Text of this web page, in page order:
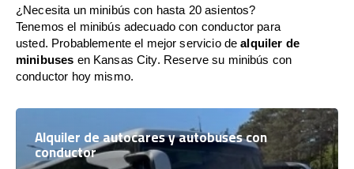
¿Necesita un minibús con hasta 20 asientos?
Tenemos el minibús adecuado con conductor para
usted. Probablemente el mejor servicio dealquiler de
minibuses en Kansas City. Reserve su minibús con
conductor hoy mismo.
Alquiler de autocares y autobuses con
conductor